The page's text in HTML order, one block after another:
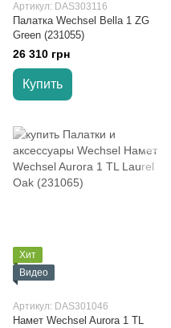
Артикул: DAS303116
Палатка Wechsel Bella 1 ZG
Green (231055)
26 310 грн
Купить
Хит
Видео
Артикул: DAS301046
Намет Wechsel Aurora 1 TL